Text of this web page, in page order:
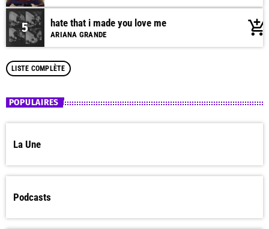
5 hate that i made you love me
ARIANA GRANDE add_shopping_cart
LISTE COMPLÈTE
POPULAIRES
La Une
Podcasts